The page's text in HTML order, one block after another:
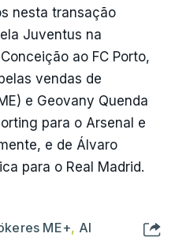
nesta transação
Juventus na
ao FC Porto,
vendas de
e Geovany Quenda
para o Arsenal e
e de Álvaro
para o Real Madrid.
ME+, Al